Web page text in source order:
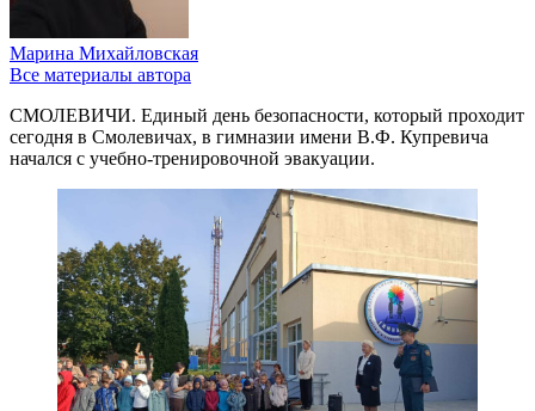
Марина Михайловская
Все материалы автора
СМОЛЕВИЧИ. Единый день безопасности, который проходит
сегодня в Смолевичах, в гимназии имени В.Ф. Купревича
начался с учебно-тренировочной эвакуации.